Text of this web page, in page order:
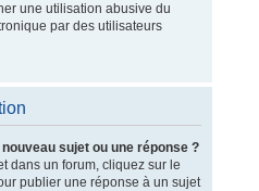
une utilisation abusive du
par des utilisateurs
sujet ou une réponse ?
dans un forum, cliquez sur le
publier une réponse à un sujet